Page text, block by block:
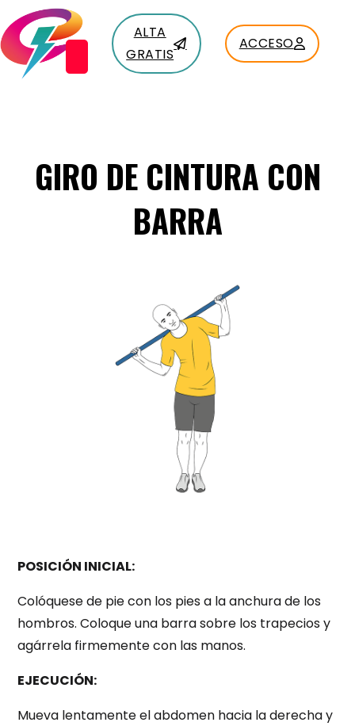
ALTA
GRATIS
ACCESO
GIRO DE CINTURA CON
BARRA
POSICIÓN INICIAL:
Colóquese de pie con los pies a la anchura de los
hombros. Coloque una barra sobre los trapecios y
agárrela firmemente con las manos.
EJECUCIÓN:
Mueva lentamente el abdomen hacia la derecha y